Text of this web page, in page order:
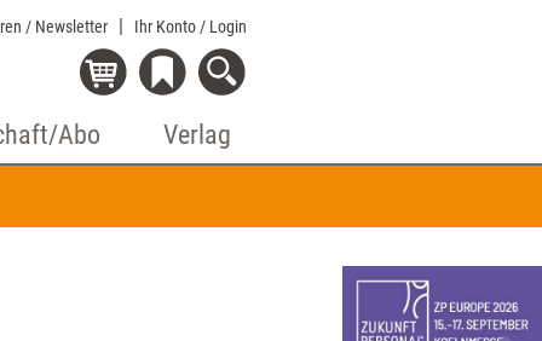
/ Newsletter Ihr Konto / Login
Abo Verlag